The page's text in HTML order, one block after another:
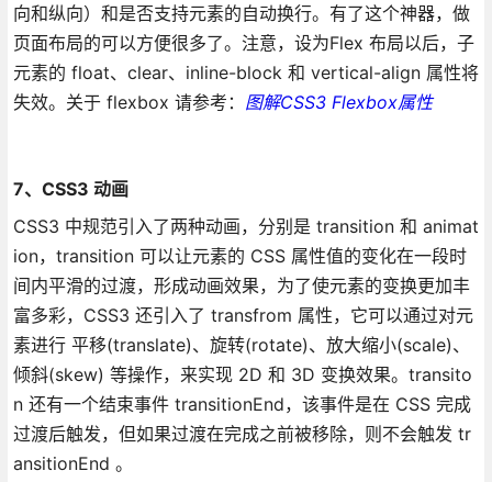
向和纵向）和是否支持元素的自动换行。有了这个神器，做
页面布局的可以方便很多了。注意，设为Flex 布局以后，子
元素的 float、clear、inline-block 和 vertical-align 属性将
失效。关于 flexbox 请参考： 图解CSS3 Flexbox属性
7、CSS3 动画
CSS3 中规范引入了两种动画，分别是 transition 和 animat
ion，transition 可以让元素的 CSS 属性值的变化在一段时
间内平滑的过渡，形成动画效果，为了使元素的变换更加丰
富多彩，CSS3 还引入了 transfrom 属性，它可以通过对元
素进行 平移(translate)、旋转(rotate)、放大缩小(scale)、
倾斜(skew) 等操作，来实现 2D 和 3D 变换效果。transito
n 还有一个结束事件 transitionEnd，该事件是在 CSS 完成
过渡后触发，但如果过渡在完成之前被移除，则不会触发 tr
ansitionEnd 。